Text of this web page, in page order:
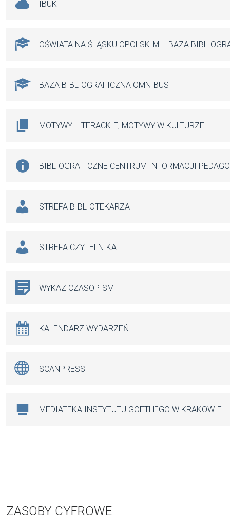
IBUK
OŚWIATA NA ŚLĄSKU OPOLSKIM – BAZA
BAZA BIBLIOGRAFICZNA OMNIBUS
MOTYWY LITERACKIE, MOTYWY W KULTURZE
BIBLIOGRAFICZNE CENTRUM INFORMACJI
STREFA BIBLIOTEKARZA
STREFA CZYTELNIKA
WYKAZ CZASOPISM
KALENDARZ WYDARZEŃ
SCANPRESS
MEDIATEKA INSTYTUTU GOETHEGO W KRAKOWIE
ZASOBY CYFROWE